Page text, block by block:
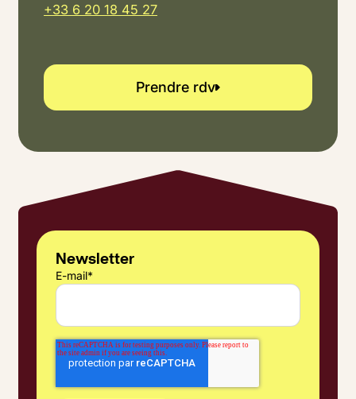
+33 6 20 18 45 27
Prendre rdv
Prendre rdv
Newsletter
E-mail*